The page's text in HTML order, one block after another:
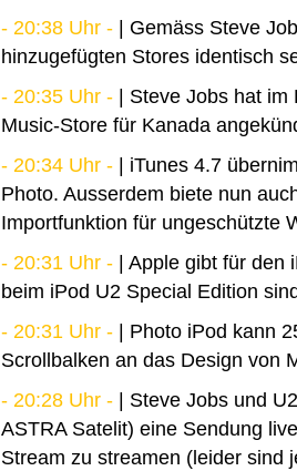
- 20:38 Uhr - | Gemäss Steve
hinzugefügten Stores identisch
- 20:35 Uhr - | Steve Jobs hat im
Music-Store für Kanada
- 20:34 Uhr - | iTunes 4.7
Photo. Ausserdem biete nun
Importfunktion für ungeschützte
- 20:31 Uhr - | Apple gibt für den
beim iPod U2 Special Edition
- 20:31 Uhr - | Photo iPod kann
Scrollbalken an das Design von
- 20:28 Uhr - | Steve Jobs und
ASTRA Satelit) eine Sendung
Stream zu streamen (leider sind